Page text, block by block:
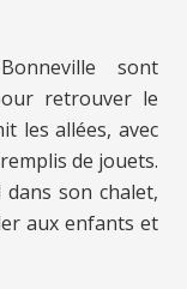
sont
retrouver le
les allées, avec
de jouets.
son chalet,
aux enfants et